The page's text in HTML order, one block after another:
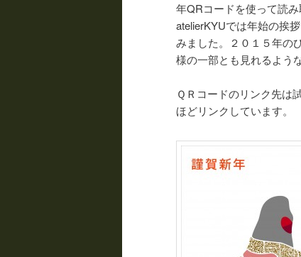
年QRコードを使って読
atelierKYUでは年始の挨
みました。２０１５年の
様の一部とも見れるよう
ＱＲコードのリンク先は
ほどリンクしています。